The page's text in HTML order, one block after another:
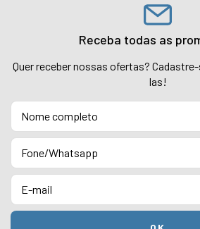
Receba todas as
Quer receber nossas ofertas?
las!